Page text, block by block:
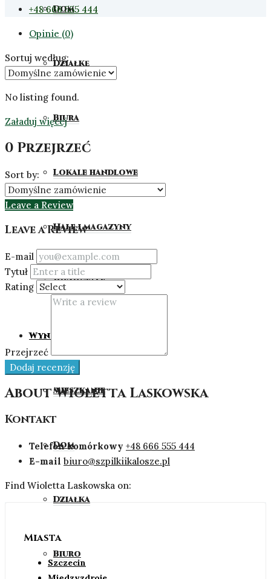
Dom
Działkę
Biura
Lokale handlowe
Hale i magazyny
Pozostałe
Wynajmij
Mieszkanie
Dom
Działka
Biuro
+48 666 555 444
Opinie (0)
Sortuj według:
No listing found.
Załaduj więcej
0 Przejrzeć
Sort by:
Leave a Review
Leave a Review
E-mail
Tytuł
Rating
Przejrzeć
Dodaj recenzję
About Wioletta Laskowska
Kontakt
Telefon komórkowy +48 666 555 444
E-mail biuro@szpilkiikalosze.pl
Find Wioletta Laskowska on:
Miasta
Szczecin